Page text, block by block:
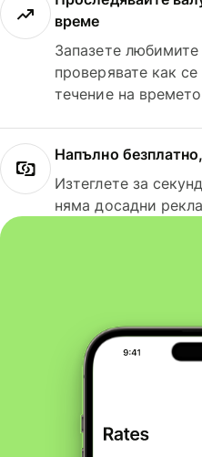
време
Запазете
проверявате как
течение на
Напълно
Изтеглете за
няма досадни